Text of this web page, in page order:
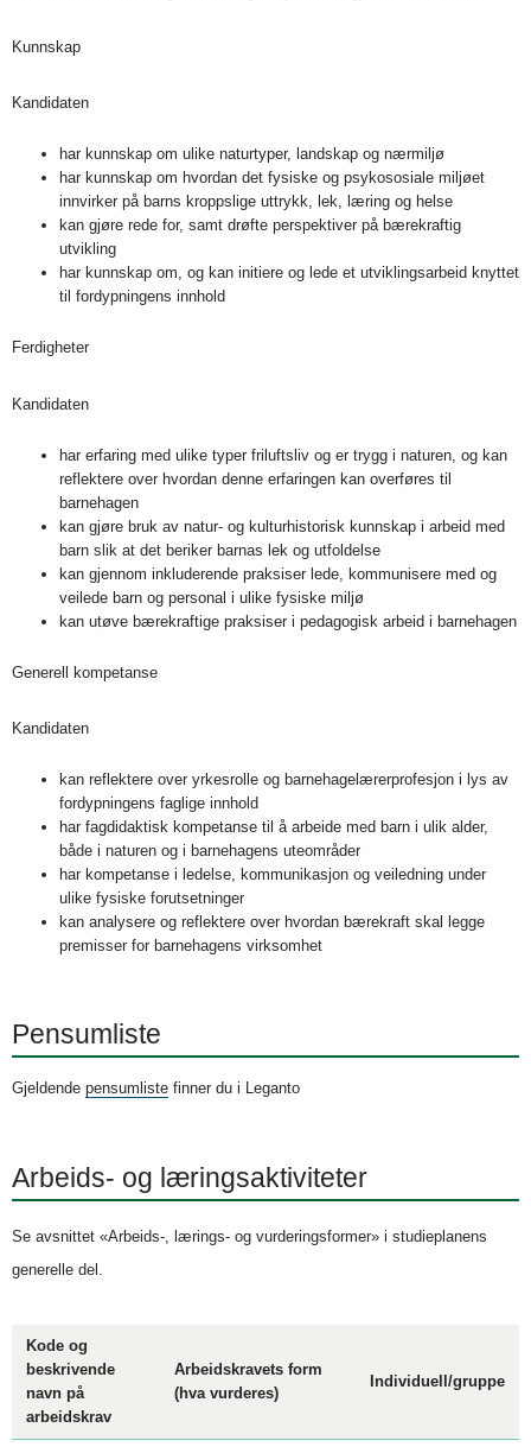
Kunnskap
Kandidaten
har kunnskap om ulike naturtyper, landskap og nærmiljø
har kunnskap om hvordan det fysiske og psykososiale miljøet
innvirker på barns kroppslige uttrykk, lek, læring og helse
kan gjøre rede for, samt drøfte perspektiver på bærekraftig
utvikling
har kunnskap om, og kan initiere og lede et utviklingsarbeid knyttet
til fordypningens innhold
Ferdigheter
Kandidaten
har erfaring med ulike typer friluftsliv og er trygg i naturen, og kan
reflektere over hvordan denne erfaringen kan overføres til
barnehagen
kan gjøre bruk av natur- og kulturhistorisk kunnskap i arbeid med
barn slik at det beriker barnas lek og utfoldelse
kan gjennom inkluderende praksiser lede, kommunisere med og
veilede barn og personal i ulike fysiske miljø
kan utøve bærekraftige praksiser i pedagogisk arbeid i barnehagen
Generell kompetanse
Kandidaten
kan reflektere over yrkesrolle og barnehagelærerprofesjon i lys av
fordypningens faglige innhold
har fagdidaktisk kompetanse til å arbeide med barn i ulik alder,
både i naturen og i barnehagens uteområder
har kompetanse i ledelse, kommunikasjon og veiledning under
ulike fysiske forutsetninger
kan analysere og reflektere over hvordan bærekraft skal legge
premisser for barnehagens virksomhet
Pensumliste
Gjeldende pensumliste finner du i Leganto
Arbeids- og læringsaktiviteter
Se avsnittet «Arbeids-, lærings- og vurderingsformer» i studieplanens
generelle del.
Kode og
beskrivende
navn på
arbeidskrav
Arbeidskravets form
(hva vurderes)
Individuell/gruppe